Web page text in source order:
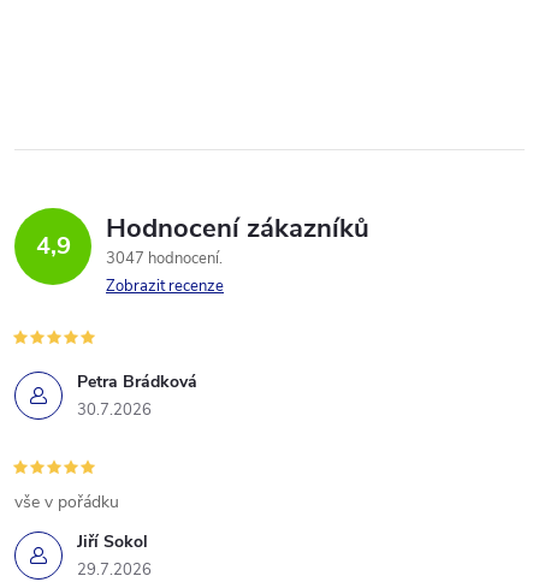
4,9 Hodnocení zákazníků
3047 hodnocení
Zobrazit recenze
Petra Brádková
30.7.2026
Jiří Sokol
29.7.2026
vše v pořádku